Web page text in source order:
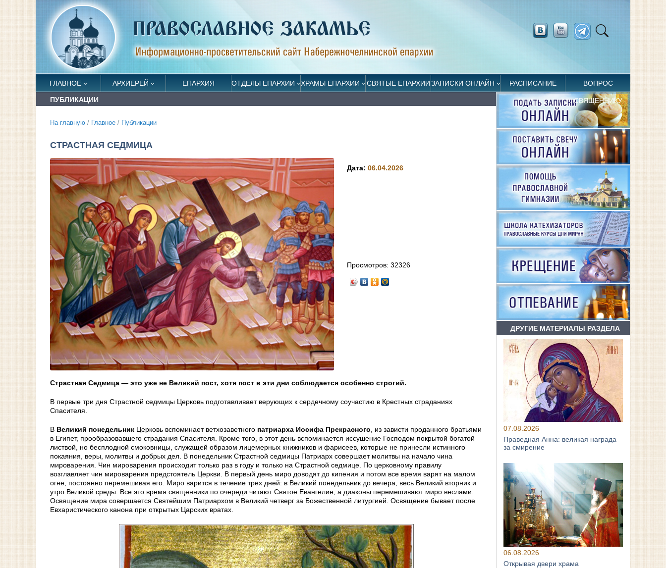
ГЛАВНОЕ АРХИЕРЕЙ ЕПАРХИЯ ОТДЕЛЫ ЕПАРХИИ ХРАМЫ ЕПАРХИИ СВЯТЫЕ ЕПАРХИИЗАПИСКИ ОНЛАЙН РАСПИСАНИЕ ВОПРОС
СВЯЩЕННИКУ
ПУБЛИКАЦИИ
На главную / Главное / Публикации
СТРАСТНАЯ СЕДМИЦА
Дата:06.04.2026
Просмотров:32326
Страстная Седмица — это уже не Великий пост, хотя пост в эти дни соблюдается особенно строгий.
В первые три дня Страстной седмицы Церковь подготавливает верующих к сердечному соучастию в Крестных страданиях
Спасителя.
В Великий понедельник Церковь вспоминает ветхозаветного патриарха Иосифа Прекрасного, из зависти проданного братьями
в Египет, прообразовавшего страдания Спасителя. Кроме того, в этот день вспоминается иссушение Господом покрытой богатой
листвой, но бесплодной смоковницы, служащей образом лицемерных книжников и фарисеев, которые не принесли истинного
покаяния, веры, молитвы и добрых дел. В понедельник Страстной седмицы Патриарх совершает молитвы на начало чина
мироварения. Чин мироварения происходит только раз в году и только на Страстной седмице. По церковному правилу
возглавляет чин мироварения предстоятель Церкви. В первый день миро доводят до кипения и потом все время варят на малом
огне, постоянно перемешивая его. Миро варится в течение трех дней: в Великий понедельник до вечера, весь Великий вторник и
утро Великой среды. Все это время священники по очереди читают Святое Евангелие, а диаконы перемешивают миро веслами.
Освящение мира совершается Святейшим Патриархом в Великий четверг за Божественной литургией. Освящение бывает после
Евхаристического канона при открытых Царских вратах.
ДРУГИЕ МАТЕРИАЛЫ РАЗДЕЛА
07.08.2026
Праведная Анна: великая награда
за смирение
06.08.2026
Открывая двери храма